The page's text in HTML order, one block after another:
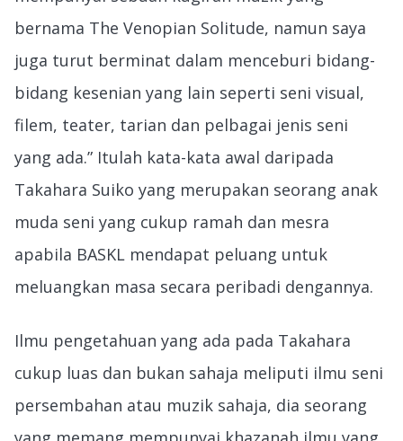
bernama The Venopian Solitude, namun saya
juga turut berminat dalam menceburi bidang-
bidang kesenian yang lain seperti seni visual,
filem, teater, tarian dan pelbagai jenis seni
yang ada.” Itulah kata-kata awal daripada
Takahara Suiko yang merupakan seorang anak
muda seni yang cukup ramah dan mesra
apabila BASKL mendapat peluang untuk
meluangkan masa secara peribadi dengannya.
Ilmu pengetahuan yang ada pada Takahara
cukup luas dan bukan sahaja meliputi ilmu seni
persembahan atau muzik sahaja, dia seorang